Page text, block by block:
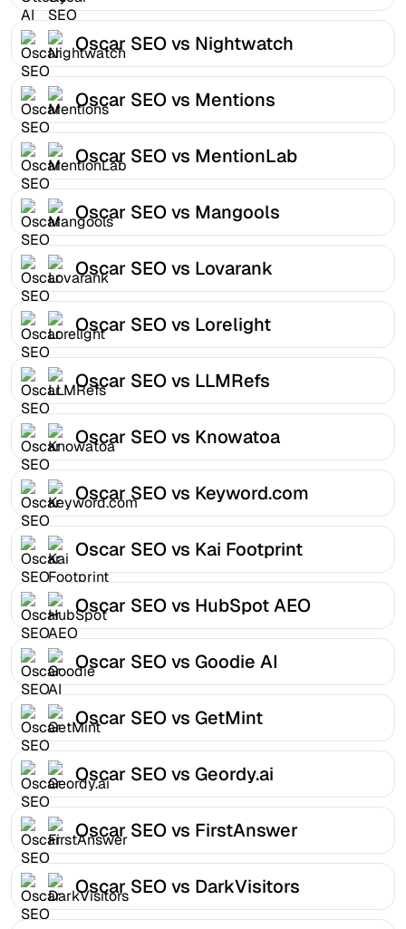
Oscar SEO vs Nightwatch
Oscar SEO vs Mentions
Oscar SEO vs MentionLab
Oscar SEO vs Mangools
Oscar SEO vs Lovarank
Oscar SEO vs Lorelight
Oscar SEO vs LLMRefs
Oscar SEO vs Knowatoa
Oscar SEO vs Keyword.com
Oscar SEO vs Kai Footprint
Oscar SEO vs HubSpot AEO
Oscar SEO vs Goodie AI
Oscar SEO vs GetMint
Oscar SEO vs Geordy.ai
Oscar SEO vs FirstAnswer
Oscar SEO vs DarkVisitors